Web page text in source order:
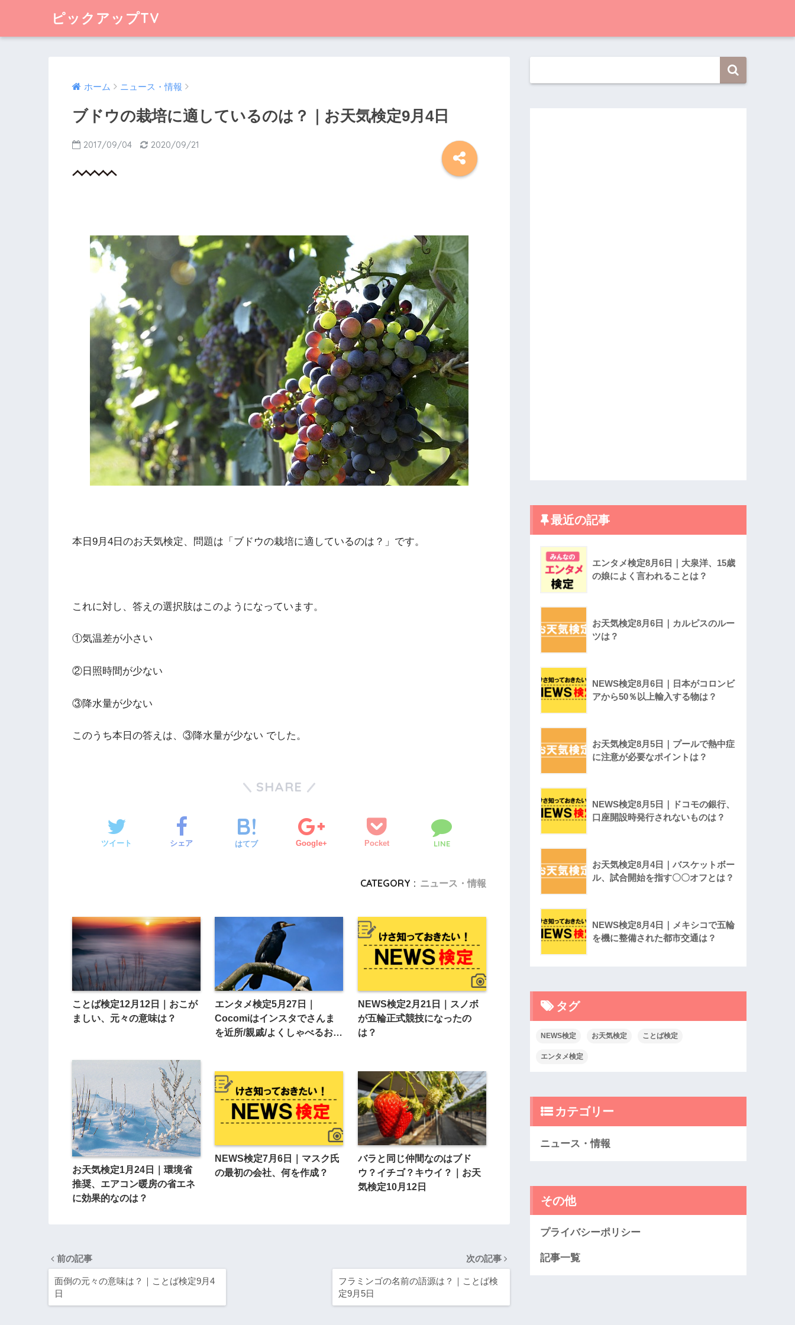
ピックアップTV
ホーム ニュース・情報
ブドウの栽培に適しているのは？｜お天気検定9月4日
2017/09/04 2020/09/21
本日9月4日のお天気検定、問題は「ブドウの栽培に適しているのは？」です。
これに対し、答えの選択肢はこのようになっています。
①気温差が小さい
②日照時間が少ない
③降水量が少ない
このうち本日の答えは、③降水量が少ない でした。
SHARE
ツイート シェア はてブ Google+ Pocket LINE
CATEGORY : ニュース・情報
ことば検定12月12日｜おこが
ましい、元々の意味は？
エンタメ検定5月27日｜
Cocomiはインスタでさんま
を近所/親戚/よくしゃべるおじ
NEWS検定2月21日｜スノボ
が五輪正式競技になったの
は？
お天気検定1月24日｜環境省
推奨、エアコン暖房の省エネ
に効果的なのは？
NEWS検定7月6日｜マスク氏
の最初の会社、何を作成？
バラと同じ仲間なのはブド
ウ？イチゴ？キウイ？｜お天
気検定10月12日
前の記事
面倒の元々の意味は？｜ことば検定9月4
日
次の記事
フラミンゴの名前の語源は？｜ことば検
定9月5日
最近の記事
エンタメ検定8月6日｜大泉洋、15歳
の娘によく言われることは？
お天気検定8月6日｜カルピスのルー
ツは？
NEWS検定8月6日｜日本がコロンビ
アから50％以上輸入する物は？
お天気検定8月5日｜プールで熱中症
に注意が必要なポイントは？
NEWS検定8月5日｜ドコモの銀行、
口座開設時発行されないものは？
お天気検定8月4日｜バスケットボー
ル、試合開始を指す〇〇オフとは？
NEWS検定8月4日｜メキシコで五輪
を機に整備された都市交通は？
タグ
NEWS検定 お天気検定 ことば検定
エンタメ検定
カテゴリー
ニュース・情報
その他
プライバシーポリシー
記事一覧